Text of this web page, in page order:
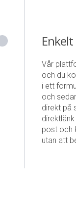
Vår
och du
i ett
och
direkt på
post och
utan att